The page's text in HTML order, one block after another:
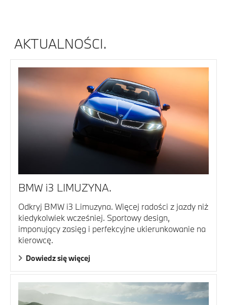
AKTUALNOŚCI.
BMW i3 LIMUZYNA.
Odkryj BMW i3 Limuzyna. Więcej radości z jazdy niż
kiedykolwiek wcześniej. Sportowy design,
imponujący zasięg i perfekcyjne ukierunkowanie na
kierowcę.
Dowiedz się więcej